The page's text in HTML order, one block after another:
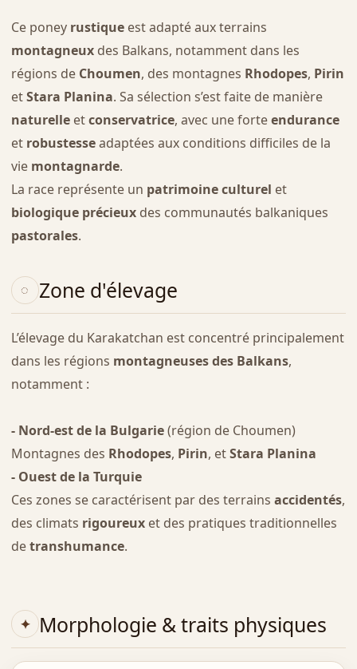
Ce poney rustiqueest adapté aux terrains
montagneuxdes Balkans, notamment dans les
régions de Choumen, des montagnes Rhodopes, Pirin
etStara Planina. Sa sélection s’est faite de manière
naturelleetconservatrice, avec une forteendurance
et robustesseadaptées aux conditions difficiles de la
vie montagnarde.
La race représente un patrimoine culturel et
biologique précieuxdes communautés balkaniques
pastorales.
Zone d'élevage
L’élevage du Karakatchan est concentré principalement
dans les régions montagneuses des Balkans,
notamment :
- Nord-est de la Bulgarie(région de Choumen)
Montagnes des Rhodopes, Pirin, etStara Planina
- Ouest de la Turquie
Ces zones se caractérisent par des terrains accidentés,
des climats rigoureuxet des pratiques traditionnelles
detranshumance.
Morphologie & traits physiques